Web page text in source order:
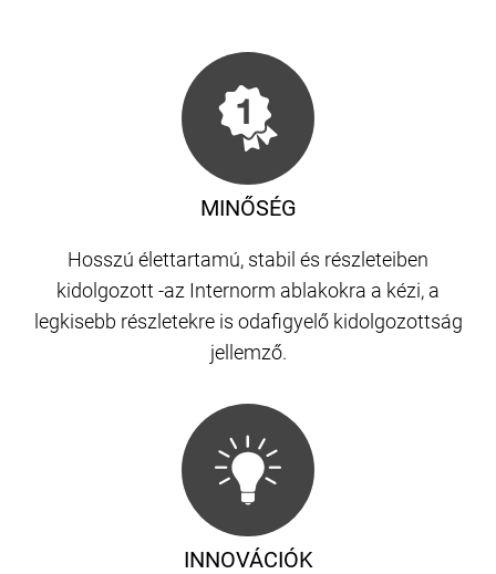
MINŐSÉG
Hosszú élettartamú, stabil és részleteiben
kidolgozott -az Internorm ablakokra a kézi, a
legkisebb részletekre is odafigyelő kidolgozottság
jellemző.
INNOVÁCIÓK